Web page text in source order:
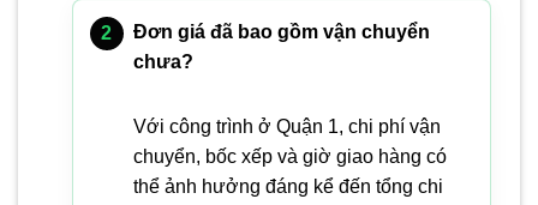
Đơn giá đã bao gồm vận chuyển
chưa?
Với công trình ở Quận 1, chi phí vận
chuyển, bốc xếp và giờ giao hàng có
thể ảnh hưởng đáng kể đến tổng chi